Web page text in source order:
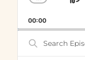
RATE
00:00
Search
Episodes